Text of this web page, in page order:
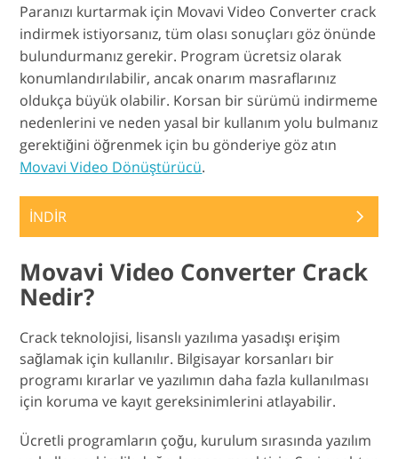
Paranızı kurtarmak için Movavi Video Converter crack
indirmek istiyorsanız, tüm olası sonuçları göz önünde
bulundurmanız gerekir. Program ücretsiz olarak
konumlandırılabilir, ancak onarım masraflarınız
oldukça büyük olabilir. Korsan bir sürümü indirmeme
nedenlerini ve neden yasal bir kullanım yolu bulmanız
gerektiğini öğrenmek için bu gönderiye göz atın
Movavi Video Dönüştürücü.
İNDİR
Movavi Video Converter Crack
Nedir?
Crack teknolojisi, lisanslı yazılıma yasadışı erişim
sağlamak için kullanılır. Bilgisayar korsanları bir
programı kırarlar ve yazılımın daha fazla kullanılması
için koruma ve kayıt gereksinimlerini atlayabilir.
Ücretli programların çoğu, kurulum sırasında yazılım